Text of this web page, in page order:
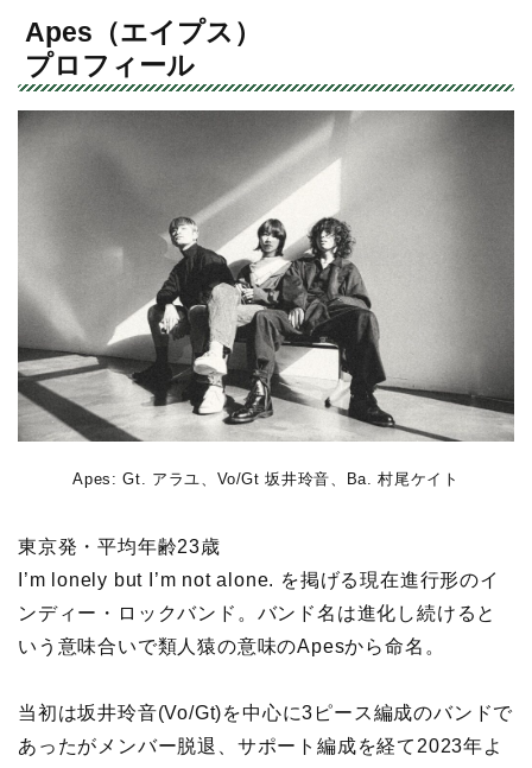
Apes（エイプス）
プロフィール
Apes: Gt. アラユ、Vo/Gt 坂井玲音、Ba. 村尾ケイト
東京発・平均年齢23歳
I’m lonely but I’m not alone. を掲げる現在進行形のイ
ンディー・ロックバンド。バンド名は進化し続けると
いう意味合いで類人猿の意味のApesから命名。
当初は坂井玲音(Vo/Gt)を中心に3ピース編成のバンドで
あったがメンバー脱退、サポート編成を経て2023年よ